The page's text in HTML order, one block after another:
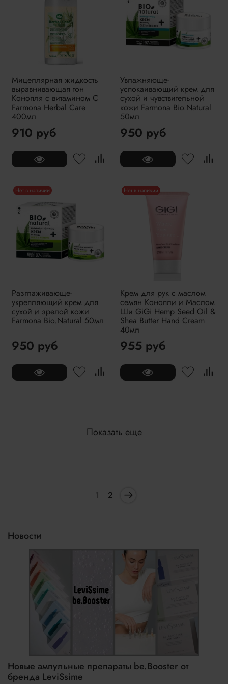
Мицеллярная жидкость
выравнивающая тон
Конопля с витамином С
Farmona Herbal Care
400мл
910 руб
Увлажняюще-
успокаивающий крем для
сухой и чувствительной
кожи Farmona Bio.Natural
50мл
950 руб
Нет в наличии
Разглаживающе-
укрепляющий крем для
сухой и зрелой кожи
Farmona Bio.Natural 50мл
950 руб
Нет в наличии
Крем для рук с маслом
семян Конопли и Маслом
Ши GiGi Hemp Seed Oil &
Shea Butter Hand Cream
40мл
955 руб
Показать еще
1 2
Новости
Новые ампульные препараты be.Booster от
бренда LeviSsime